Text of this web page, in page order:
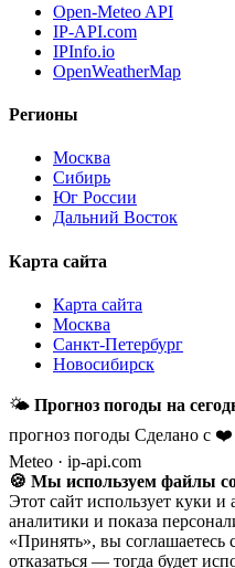
Open-Meteo API
IP-API.com
IPInfo.io
OpenWeatherMap
Регионы
Москва
Сибирь
Юг России
Дальний Восток
Карта сайта
Карта сайта
Москва
Санкт-Петербург
Новосибирск
🌤 Прогноз погоды на
прогноз погоды Сделано с ❤️
Meteo · ip-api.com
🍪 Мы используем файлы
Этот сайт использует куки
аналитики и показа
«Принять», вы
отказаться — тогда будет